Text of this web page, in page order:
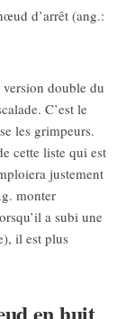
d’arrêt (ang.:
double du
C’est le
les grimpeurs.
cette liste qui est
justement
monter
a subi une
il est plus